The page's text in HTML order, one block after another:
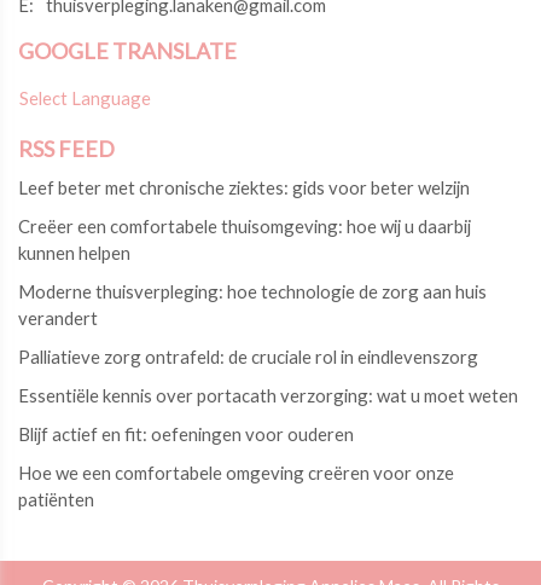
E:
thuisverpleging.lanaken@gmail.com
GOOGLE TRANSLATE
Select Language
RSS FEED
Leef beter met chronische ziektes: gids voor beter welzijn
Creëer een comfortabele thuisomgeving: hoe wij u daarbij
kunnen helpen
Moderne thuisverpleging: hoe technologie de zorg aan huis
verandert
Palliatieve zorg ontrafeld: de cruciale rol in eindlevenszorg
Essentiële kennis over portacath verzorging: wat u moet weten
Blijf actief en fit: oefeningen voor ouderen
Hoe we een comfortabele omgeving creëren voor onze
patiënten